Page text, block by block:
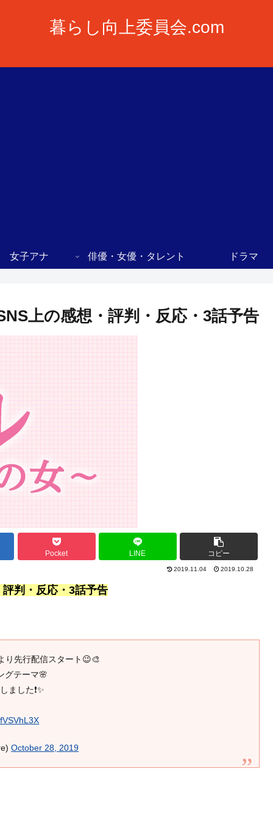
暮らし向上委員会.com
女子アナ 俳優・女優・タレント ドラマ
上の感想・評判・反応・3話予告
Pocket LINE コピー
2019.11.04 2019.10.28
評判・反応・3話予告
り先行配信スタート😉🎨
グテーマ🌸
ました❗️✨
October 28, 2019